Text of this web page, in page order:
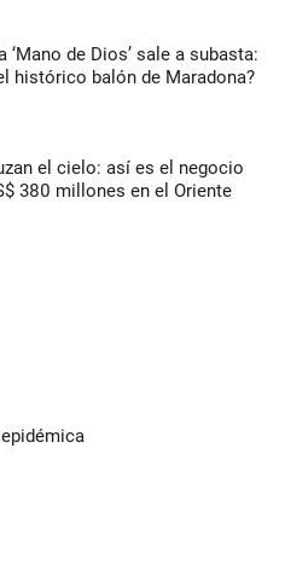
‘Mano de Dios’ sale a subasta:
histórico balón de Maradona?
el cielo: así es el negocio
380 millones en el Oriente